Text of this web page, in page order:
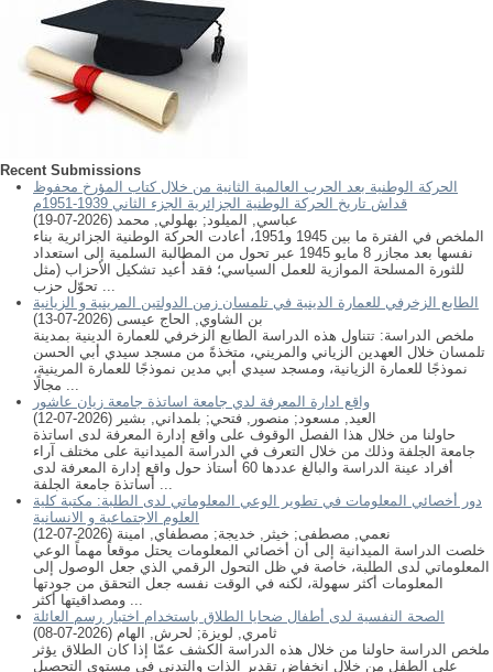
Recent Submissions
الحركة الوطنية بعد الحرب العالمية الثانية من خلال كتاب المؤرخ محفوظ
قداش تاريخ الحركة الوطنية الجزائرية الجزء الثاني 1939-1951م
عباسي, الميلود; بهلولي, محمد (
2026-07-19
)
الملخص في الفترة ما بين 1945 و1951، أعادت الحركة الوطنية الجزائرية بناء
نفسها بعد مجازر 8 مايو 1945 عبر تحول من المطالبة السلمية إلى استعداد
للثورة المسلحة الموازية للعمل السياسي؛ فقد أُعيد تشكيل الأحزاب (مثل
تحوّل حزب ...
الطابع الزخرفي للعمارة الدينية في تلمسان زمن الدولتين المرينية و الزيانية
بن الشاوي, الحاج عيسى (
2026-07-13
)
ملخص الدراسة: تتناول هذه الدراسة الطابع الزخرفي للعمارة الدينية بمدينة
تلمسان خلال العهدين الزياني والمريني، متخذةً من مسجد سيدي أبي الحسن
نموذجًا للعمارة الزيانية، ومسجد سيدي أبي مدين نموذجًا للعمارة المرينية،
مجالًا ...
واقع ادارة المعرفة لدي جامعة اساتذة جامعة زيان عاشور
العيد, مسعود; منصور, فتحي; بلمداني, بشير (
2026-07-12
)
حاولنا من خلال هذا الفصل الوقوف على واقع إدارة المعرفة لدى اساتذة
جامعة الجلفة وذلك من خلال التعرف في الدراسة الميدانية على مختلف آراء
أفراد عينة الدراسة والبالغ عددها 60 أستاذ حول واقع إدارة المعرفة لدى
أساتذة جامعة الجلفة ...
دور أخصائي المعلومات في تطوير الوعي المعلوماتي لدى الطلبة: مكتبة كلية
العلوم الاجتماعية و الانسانية
نعمي, مصطفى; خيثر, خديجة; مصطفاي, امينة (
2026-07-12
)
خلصت الدراسة الميدانية إلى أن أخصائي المعلومات يحتل موقعاً مهماً الوعي
المعلوماتي لدى الطلبة، خاصة في ظل التحول الرقمي الذي جعل الوصول إلى
المعلومات أكثر سهولة، لكنه في الوقت نفسه جعل التحقق من جودتها
ومصداقيتها أكثر ...
الصحة النفسية لدى أطفال ضحايا الطلاق باستخدام اختبار رسم العائلة
ثامري, لويزة; لحرش, الهام (
2026-07-08
)
ملخص الدراسة حاولنا من خلال هذه الدراسة الكشف عمّا إذا كان الطلاق يؤثر
على الطفل من خلال انخفاض تقدير الذات والتدني في مستوى التحصيل